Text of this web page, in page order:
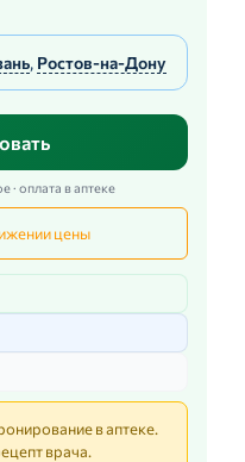
, Ростов-на-Дону
· оплата в аптеке
цены
в аптеке.
врача.